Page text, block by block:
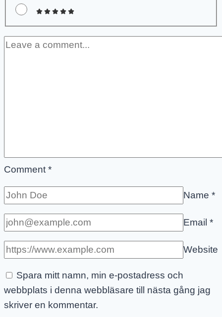
Comment *
Name *
Email *
Website
Spara mitt namn, min e-postadress och
webbplats i denna webbläsare till nästa gång jag
skriver en kommentar.